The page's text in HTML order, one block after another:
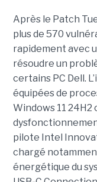
Après le Patch
plus de 570
rapidement avec
résoudre un
certains PC Dell.
équipées de
Windows 11 24H2
pilote Intel
chargé
énergétique du